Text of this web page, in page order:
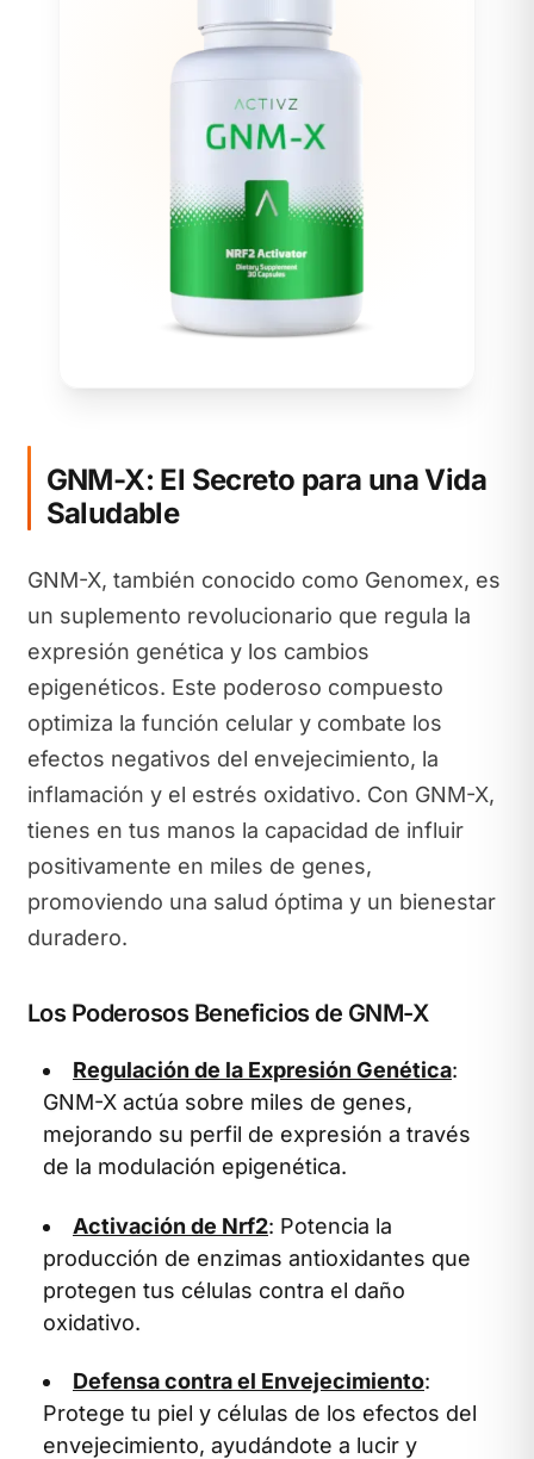
GNM-X: El Secreto para una Vida
Saludable
GNM-X, también conocido como Genomex, es
un suplemento revolucionario que regula la
expresión genética y los cambios
epigenéticos. Este poderoso compuesto
optimiza la función celular y combate los
efectos negativos del envejecimiento, la
inflamación y el estrés oxidativo. Con GNM-X,
tienes en tus manos la capacidad de influir
positivamente en miles de genes,
promoviendo una salud óptima y un bienestar
duradero.
Los Poderosos Beneficios de GNM-X
Regulación de la Expresión Genética:
GNM-X actúa sobre miles de genes,
mejorando su perfil de expresión a través
de la modulación epigenética.
Activación de Nrf2: Potencia la
producción de enzimas antioxidantes que
protegen tus células contra el daño
oxidativo.
Defensa contra el Envejecimiento:
Protege tu piel y células de los efectos del
envejecimiento, ayudándote a lucir y